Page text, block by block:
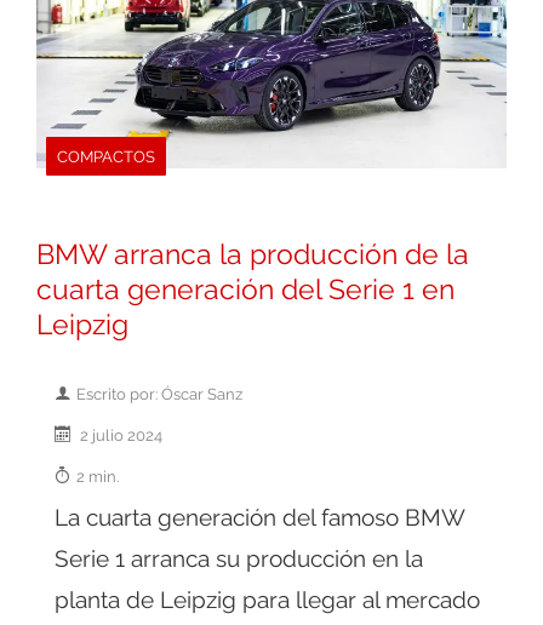
COMPACTOS
BMW arranca la producción de la
cuarta generación del Serie 1 en
Leipzig
Escrito por: Óscar Sanz
2 julio 2024
2 min.
La cuarta generación del famoso BMW
Serie 1 arranca su producción en la
planta de Leipzig para llegar al mercado